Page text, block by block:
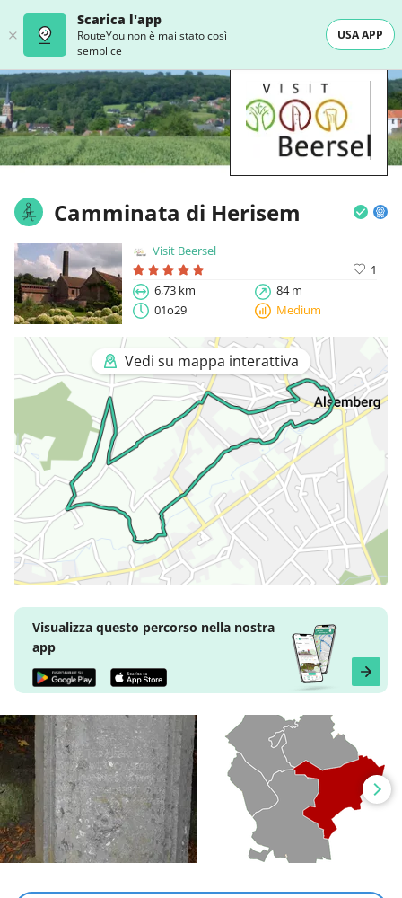
Scarica l'app
RouteYou non è mai stato così
semplice
USA APP
Camminata di Herisem
Visit Beersel
1
6,73 km
84 m
01o29
Medium
Vedi su mappa interattiva
Visualizza questo percorso nella nostra
app